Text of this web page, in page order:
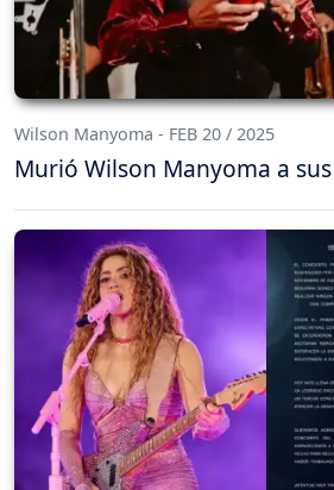
Wilson Manyoma - FEB 20 / 2025
Murió Wilson Manyoma a